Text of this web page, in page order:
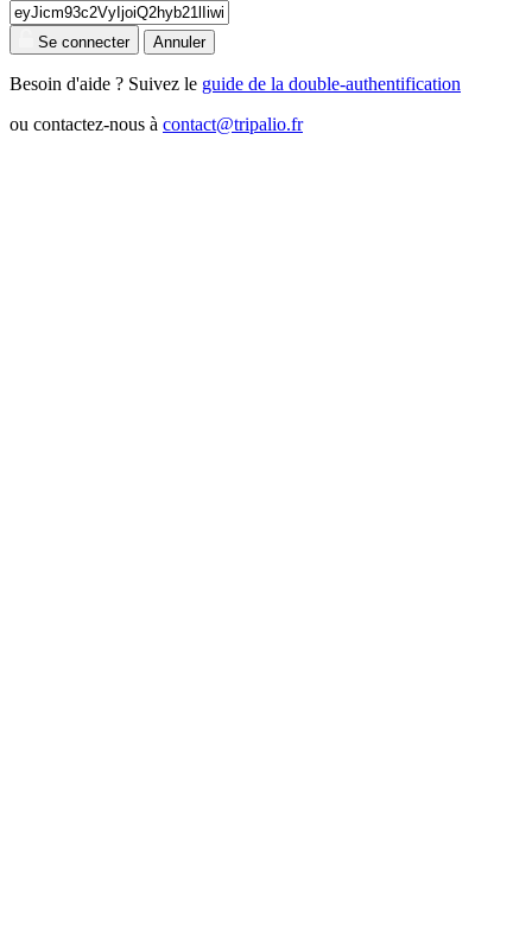
Se connecter Annuler
Besoin d'aide ? Suivez le guide de la double-authentification
ou contactez-nous à contact@tripalio.fr